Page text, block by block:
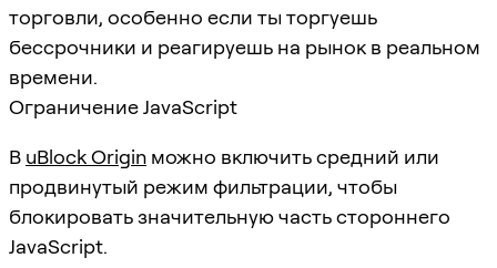
торговли, особенно если ты торгуешь
бессрочники и реагируешь на рынок в реальном
времени.
Ограничение JavaScript
В uBlock Origin можно включить средний или
продвинутый режим фильтрации, чтобы
блокировать значительную часть стороннего
JavaScript.